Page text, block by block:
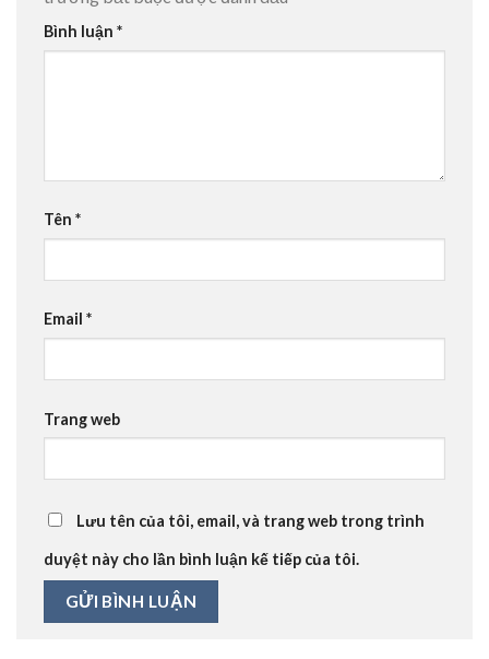
Bình luận *
Tên *
Email *
Trang web
Lưu tên của tôi, email, và trang web trong trình
duyệt này cho lần bình luận kế tiếp của tôi.